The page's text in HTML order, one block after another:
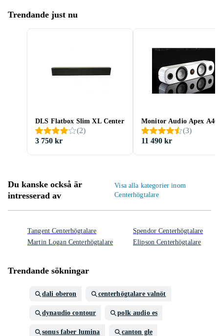
Trendande just nu
DLS Flatbox Slim XL Center
(2)
3 750 kr
Monitor Audio Apex A40
(3)
11 490 kr
Du kanske också är
intresserad av
Visa alla kategorier inom
Centerhögtalare
Tangent Centerhögtalare
Martin Logan Centerhögtalare
Spendor Centerhögtalare
Elipson Centerhögtalare
Trendande sökningar
dali oberon centerhögtalare valnöt
dynaudio contour polk audio es
sonus faber lumina canton gle